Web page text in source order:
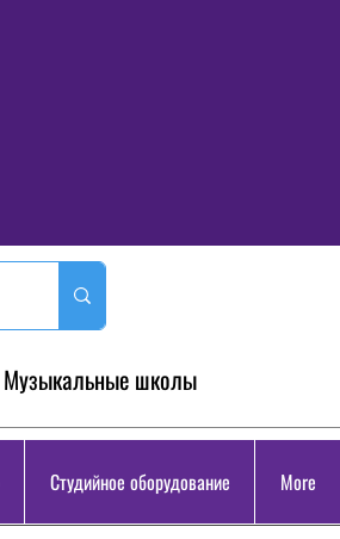
Музыкальные школы
Студийное оборудование More